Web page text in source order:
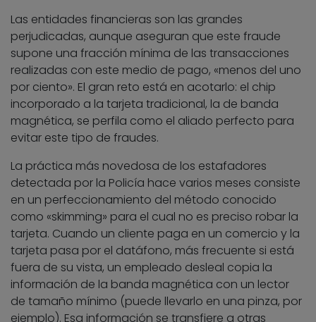
Las entidades financieras son las grandes
perjudicadas, aunque aseguran que este fraude
supone una fracción mínima de las transacciones
realizadas con este medio de pago, «menos del uno
por ciento». El gran reto está en acotarlo: el chip
incorporado a la tarjeta tradicional, la de banda
magnética, se perfila como el aliado perfecto para
evitar este tipo de fraudes.
La práctica más novedosa de los estafadores
detectada por la Policía hace varios meses consiste
en un perfeccionamiento del método conocido
como «skimming» para el cual no es preciso robar la
tarjeta. Cuando un cliente paga en un comercio y la
tarjeta pasa por el datáfono, más frecuente si está
fuera de su vista, un empleado desleal copia la
información de la banda magnética con un lector
de tamaño mínimo (puede llevarlo en una pinza, por
ejemplo). Esa información se transfiere a otras